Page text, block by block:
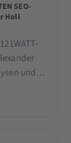
SEO-
Holl
und